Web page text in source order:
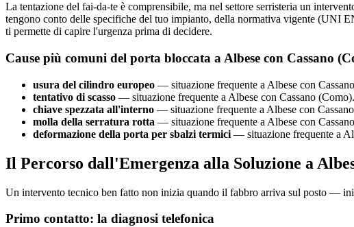
La tentazione del fai-da-te è comprensibile, ma nel settore serristeria un
tengono conto delle specifiche del tuo impianto, della normativa vigente (UNI
ti permette di capire l'urgenza prima di decidere.
Cause più comuni del porta bloccata a Albese con Cassano
usura del cilindro europeo — situazione frequente a Albese con
tentativo di scasso — situazione frequente a Albese con Cassano
chiave spezzata all'interno — situazione frequente a Albese con
molla della serratura rotta — situazione frequente a Albese con
deformazione della porta per sbalzi termici — situazione frequente a
Il Percorso dall'Emergenza alla Soluzione a
Un intervento tecnico ben fatto non inizia quando il fabbro arriva sul posto —
Primo contatto: la diagnosi telefonica